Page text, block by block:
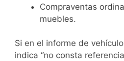
Compraventas
muebles.
Si en el informe de
indica “no consta